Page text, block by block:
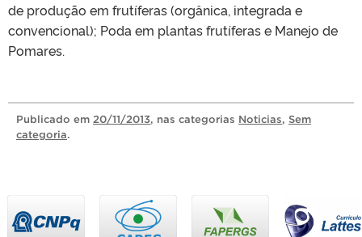
de produção em frutíferas (orgânica, integrada e
convencional); Poda em plantas frutíferas e Manejo de
Pomares.
Publicado em 20/11/2013, nas categorias Noticias, Sem
categoria.